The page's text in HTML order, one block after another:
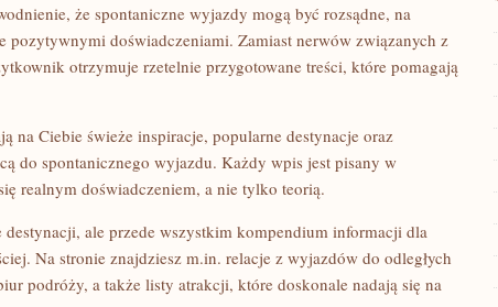
że spontaniczne wyjazdy mogą być rozsądne, na
pozytywnymi doświadczeniami. Zamiast nerwów związanych z
otrzymuje rzetelnie przygotowane treści, które pomagają
na Ciebie świeże inspiracje, popularne destynacje oraz
do spontanicznego wyjazdu. Każdy wpis jest pisany w
realnym doświadczeniem, a nie tylko teorią.
ale przede wszystkim kompendium informacji dla
Na stronie znajdziesz m.in. relacje z wyjazdów do odległych
podróży, a także listy atrakcji, które doskonale nadają się na